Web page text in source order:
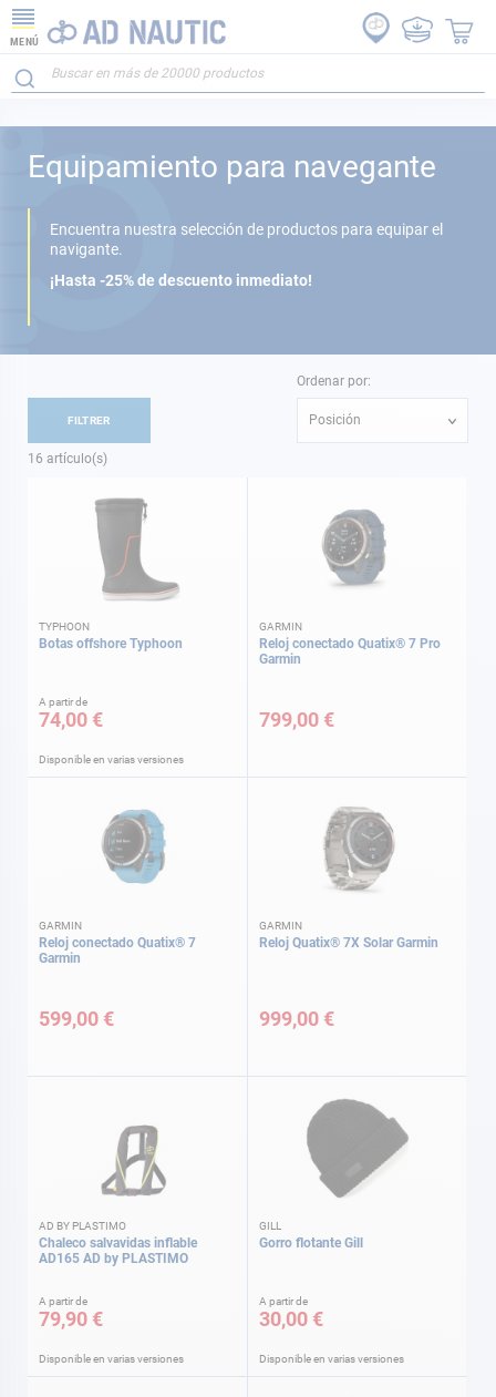
MENÚ
Equipamiento para navegante
Encuentra nuestra selección de productos para equipar el
navigante.
¡Hasta -25% de descuento inmediato!
16 artículo(s)
Ordenar por:
Posición
TYPHOON
Botas offshore Typhoon
A partir de
74,00 €
Disponible en varias versiones
GARMIN
Reloj conectado Quatix® 7 Pro
Garmin
799,00 €
GARMIN
Reloj conectado Quatix® 7
Garmin
599,00 €
GARMIN
Reloj Quatix® 7X Solar Garmin
999,00 €
AD BY PLASTIMO
Chaleco salvavidas inflable
AD165 AD by PLASTIMO
A partir de
79,90 €
Disponible en varias versiones
GILL
Gorro flotante Gill
A partir de
30,00 €
Disponible en varias versiones
FILTRER